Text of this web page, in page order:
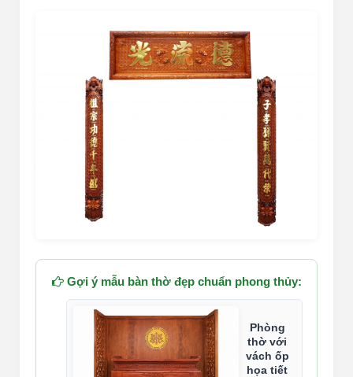
Gợi ý mẫu bàn thờ đẹp chuẩn phong thủy:
Phòng
thờ với
vách ốp
họa tiết